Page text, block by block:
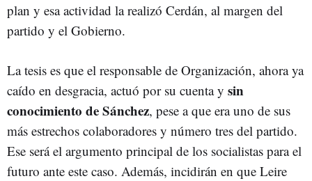
plan y esa actividad la realizó Cerdán, al margen del
partido y el Gobierno.
La tesis es que el responsable de Organización, ahora ya
caído en desgracia, actuó por su cuenta y sin
conocimiento de Sánchez, pese a que era uno de sus
más estrechos colaboradores y número tres del partido.
Ese será el argumento principal de los socialistas para el
futuro ante este caso. Además, incidirán en que Leire